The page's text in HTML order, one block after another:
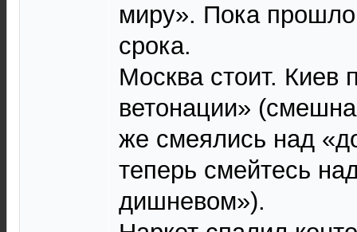
миру». Пока прошло
срока.
Москва стоит.
ветонации»
же смеялись над
теперь смейтесь
дишневом»).